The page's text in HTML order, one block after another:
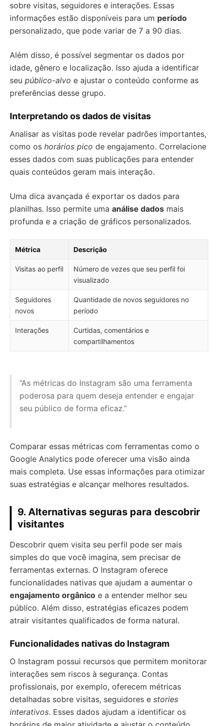
sobre visitas, seguidores e interações. Essas
informações estão disponíveis para um período
personalizado, que pode variar de 7 a 90 dias.
Além disso, é possível segmentar os dados por
idade, gênero e localização. Isso ajuda a identificar
seu público-alvo e ajustar o conteúdo conforme as
preferências desse grupo.
Interpretando os dados de visitas
Analisar as visitas pode revelar padrões importantes,
como os horários pico de engajamento. Correlacione
esses dados com suas publicações para entender
quais conteúdos geram mais interação.
Uma dica avançada é exportar os dados para
planilhas. Isso permite uma análise dados mais
profunda e a criação de gráficos personalizados.
Métrica Descrição
Visitas ao perfil
Número de vezes que seu perfil foi
visualizado
Seguidores
novos
Quantidade de novos seguidores no
período
Interações
Curtidas, comentários e
compartilhamentos
“As métricas do Instagram são uma ferramenta
poderosa para quem deseja entender e engajar
seu público de forma eficaz.”
Comparar essas métricas com ferramentas como o
Google Analytics pode oferecer uma visão ainda
mais completa. Use essas informações para otimizar
suas estratégias e alcançar melhores resultados.
9. Alternativas seguras para descobrir
visitantes
Descobrir quem visita seu perfil pode ser mais
simples do que você imagina, sem precisar de
ferramentas externas. O Instagram oferece
funcionalidades nativas que ajudam a aumentar o
engajamento orgânico e a entender melhor seu
público. Além disso, estratégias eficazes podem
atrair visitantes qualificados de forma natural.
Funcionalidades nativas do Instagram
O Instagram possui recursos que permitem monitorar
interações sem riscos à segurança. Contas
profissionais, por exemplo, oferecem métricas
detalhadas sobre visitas, seguidores e stories
interativos. Esses dados ajudam a identificar os